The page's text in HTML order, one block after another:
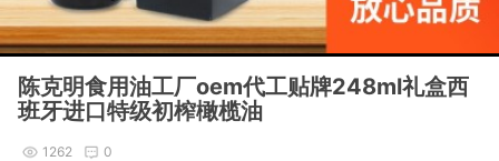
陈克明食用油工厂oem代工贴牌248ml礼盒西
班牙进口特级初榨橄榄油
1262 0